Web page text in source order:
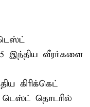
இந்திய வீரர்களை
கிரிக்கெட்
தொடரில்